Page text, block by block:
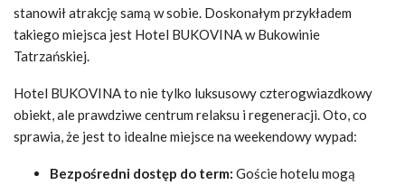
stanowił atrakcję samą w sobie. Doskonałym przykładem
takiego miejsca jest Hotel BUKOVINA w Bukowinie
Tatrzańskiej.
Hotel BUKOVINA to nie tylko luksusowy czterogwiazdkowy
obiekt, ale prawdziwe centrum relaksu i regeneracji. Oto, co
sprawia, że jest to idealne miejsce na weekendowy wypad:
Bezpośredni dostęp do term: Goście hotelu mogą